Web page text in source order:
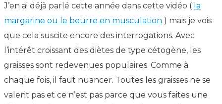
J’en ai déjà parlé cette année dans cette vidéo ( la
margarine ou le beurre en musculation ) mais je vois
que cela suscite encore des interrogations. Avec
l’intérêt croissant des diètes de type cétogène, les
graisses sont redevenues populaires. Comme à
chaque fois, il faut nuancer. Toutes les graisses ne se
valent pas et ce n’est pas parce que vous faites une